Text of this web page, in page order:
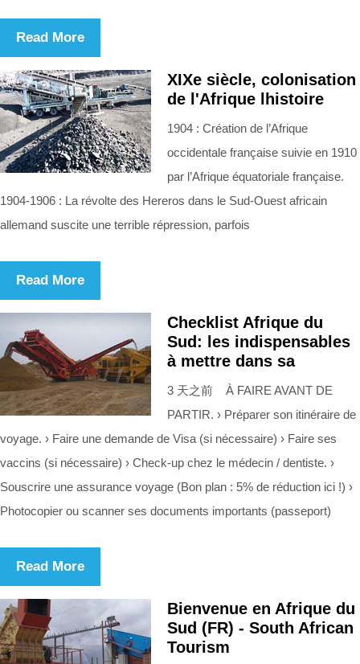
Read More
XIXe siècle, colonisation
de l'Afrique lhistoire
1904 : Création de l’Afrique
occidentale française suivie en 1910
par l’Afrique équatoriale française.
1904-1906 : La révolte des Hereros dans le Sud-Ouest africain
allemand suscite une terrible répression, parfois
Read More
Checklist Afrique du
Sud: les indispensables
à mettre dans sa
3 天之前 À FAIRE AVANT DE
PARTIR. › Préparer son itinéraire de
voyage. › Faire une demande de Visa (si nécessaire) › Faire ses
vaccins (si nécessaire) › Check-up chez le médecin / dentiste. ›
Souscrire une assurance voyage (Bon plan : 5% de réduction ici !) ›
Photocopier ou scanner ses documents importants (passeport)
Read More
Bienvenue en Afrique du
Sud (FR) - South African
Tourism